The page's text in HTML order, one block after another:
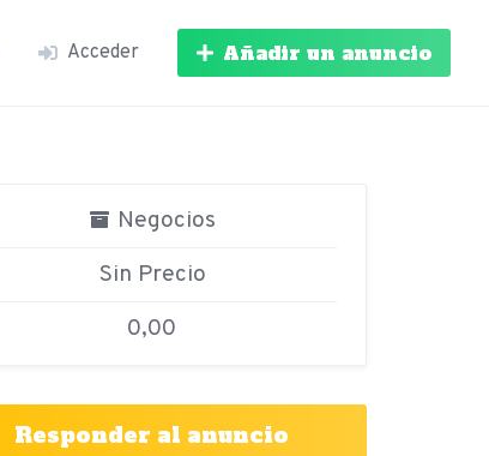
Acceder Añadir un anuncio
Negocios
Sin Precio
0,00
Responder al anuncio